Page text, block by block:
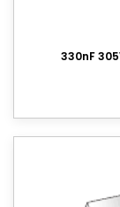
330nF